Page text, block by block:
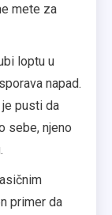
mete za
loptu u
napad.
pusti da
sebe, njeno
primer da